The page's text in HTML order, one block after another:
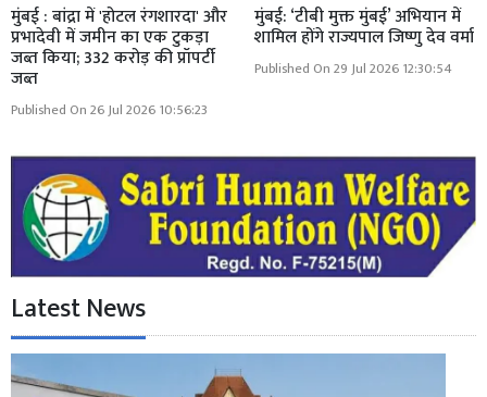
मुंबई : बांद्रा में 'होटल रंगशारदा' और
प्रभादेवी में जमीन का एक टुकड़ा
जब्त किया; 332 करोड़ की प्रॉपर्टी
जब्त
Published On 26 Jul 2026 10:56:23
मुंबई: ‘टीबी मुक्त मुंबई’ अभियान में
शामिल होंगे राज्यपाल जिष्णु देव वर्मा
Published On 29 Jul 2026 12:30:54
Latest News